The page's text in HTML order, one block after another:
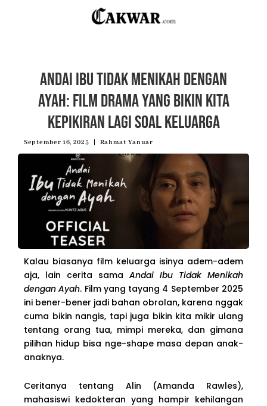
Andai Ibu Tidak Menikah dengan
Ayah: Film Drama yang Bikin Kita
Kepikiran Lagi soal Keluarga
September 16, 2025 Rahmat Yanuar
Kalau biasanya film keluarga isinya adem-adem
aja, lain cerita sama Andai Ibu Tidak Menikah
dengan Ayah. Film yang tayang 4 September 2025
ini bener-bener jadi bahan obrolan, karena nggak
cuma bikin nangis, tapi juga bikin kita mikir ulang
tentang orang tua, mimpi mereka, dan gimana
pilihan hidup bisa nge-shape masa depan anak-
anaknya.
Ceritanya tentang Alin (Amanda Rawles),
mahasiswi kedokteran yang hampir kehilangan